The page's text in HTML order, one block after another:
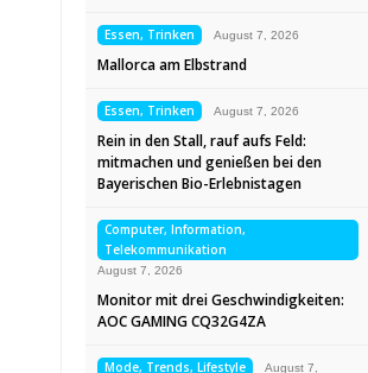
Essen, Trinken August 7, 2026
Mallorca am Elbstrand
Essen, Trinken August 7, 2026
Rein in den Stall, rauf aufs Feld:
mitmachen und genießen bei den
Bayerischen Bio-Erlebnistagen
Computer, Information,
Telekommunikation
August 7, 2026
Monitor mit drei Geschwindigkeiten:
AOC GAMING CQ32G4ZA
Mode, Trends, Lifestyle
August 7,